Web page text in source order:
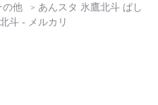
の他
あんスタ 氷鷹北斗 ぱし
斗 - メルカリ